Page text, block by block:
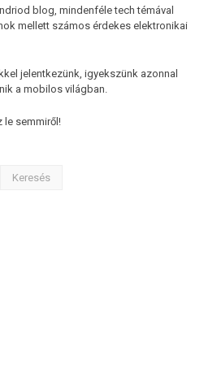
blog, mindenféle tech témával
mellett számos érdekes elektronikai
jelentkezünk, igyekszünk azonnal
a mobilos világban.
le semmiről!